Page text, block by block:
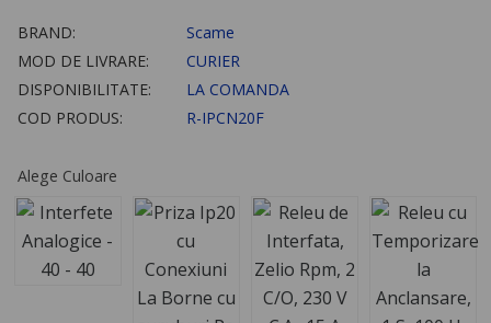
BRAND:
Scame
MOD DE LIVRARE:
CURIER
DISPONIBILITATE:
LA COMANDA
COD PRODUS:
R-IPCN20F
Alege Culoare